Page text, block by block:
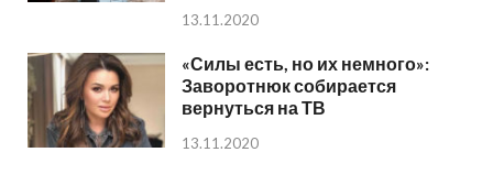
13.11.2020
«Силы есть, но их немного»:
Заворотнюк собирается
вернуться на ТВ
13.11.2020